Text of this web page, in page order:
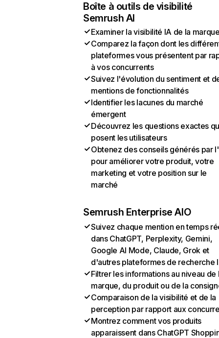
Boîte à outils de visibilité
Semrush AI
Examiner la visibilité IA de la
Comparez la façon dont les
plateformes vous présentent par
à vos concurrents
Suivez l'évolution du sentiment et
mentions de fonctionnalités
Identifier les lacunes du marché
émergent
Découvrez les questions exactes
posent les utilisateurs
Obtenez des conseils générés par
pour améliorer votre produit, votre
marketing et votre position sur le
marché
Semrush Enterprise AIO
Suivez chaque mention en temps
dans ChatGPT, Perplexity, Gemini,
Google AI Mode, Claude, Grok et
d'autres plateformes de recherche
Filtrer les informations au niveau de
marque, du produit ou de la
Comparaison de la visibilité et de la
perception par rapport aux
Montrez comment vos produits
apparaissent dans ChatGPT